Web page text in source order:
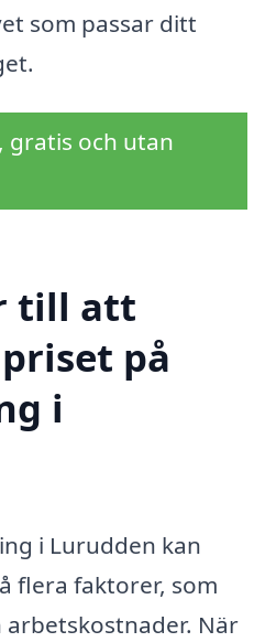
som passar ditt
gratis och utan
till att
på
i
i Lurudden kan
flera faktorer, som
När